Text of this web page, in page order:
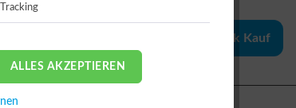
ALLES AKZEPTIEREN
1-Klick Kauf